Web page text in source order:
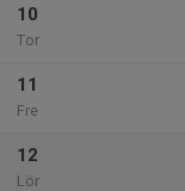
10
Tor
11
Fre
12
Lör